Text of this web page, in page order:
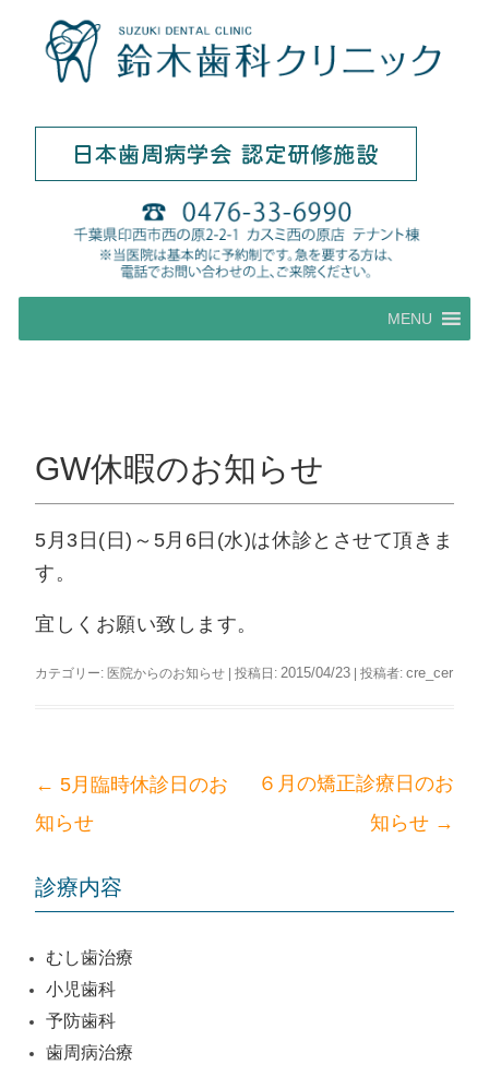
MENU
GW休暇のお知らせ
5月3日(日)～5月6日(水)は休診とさせて頂きま
す。
宜しくお願い致します。
カテゴリー: 医院からのお知らせ | 投稿日: 2015/04/23 |投稿者:cre_cer
投
稿
ビ
ゲ
シ
ョ
ン
← 5月臨時休診日のお
知らせ
６月の矯正診療日のお
知らせ →
診療内容
むし歯治療
小児歯科
予防歯科
歯周病治療